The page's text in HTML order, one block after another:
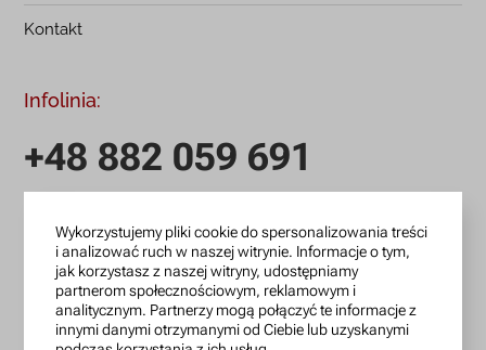
Kontakt
Infolinia:
+48 882 059 691
zamowienia@lanotti.com
Pisząc w sprawie swojego zamówienia podaj w tytule
wiadomości numer, który otrzymałeś w potwierdzeniu.
Wykorzystujemy pliki cookie do spersonalizowania treści
i analizować ruch w naszej witrynie. Informacje o tym,
jak korzystasz z naszej witryny, udostępniamy
partnerom społecznościowym, reklamowym i
analitycznym. Partnerzy mogą połączyć te informacje z
innymi danymi otrzymanymi od Ciebie lub uzyskanymi